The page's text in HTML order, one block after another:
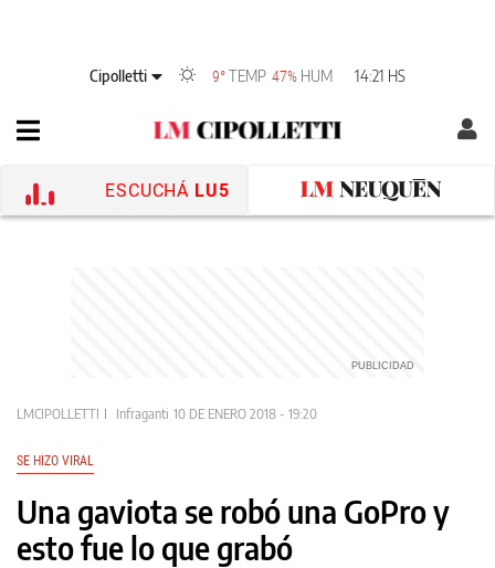
Cipolletti 9°TEMP 47% HUM 14:21 HS
ESCUCHÁ LU5
LMCIPOLLETTI Infraganti 10 DE ENERO 2018 - 19:20
SE HIZO VIRAL
Una gaviota se robó una GoPro y
esto fue lo que grabó